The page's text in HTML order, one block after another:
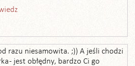
razu niesamowita. ;)) A jeśli chodzi
- jest obłędny, bardzo Ci go